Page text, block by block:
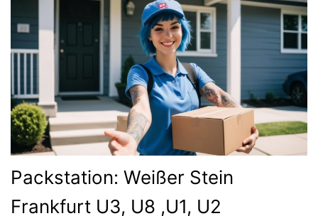
Packstation: Weißer Stein
Frankfurt U3, U8 ,U1, U2